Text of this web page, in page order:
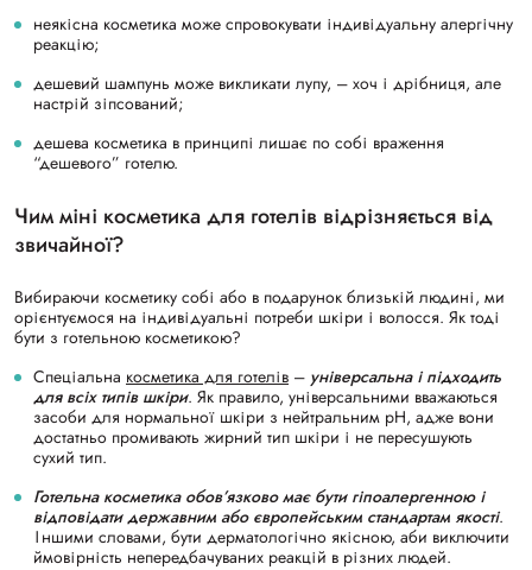
неякісна косметика може спровокувати індивідуальну алергічну
реакцію;
дешевий шампунь може викликати лупу, – хоч і дрібниця, але
настрій зіпсований;
дешева косметика в принципі лишає по собі враження
“дешевого” готелю.
Чим міні косметика для готелів відрізняється від
звичайної?
Вибираючи косметику собі або в подарунок близькій людині, ми
орієнтуємося на індивідуальні потреби шкіри і волосся. Як тоді
бути з готельною косметикою?
Спеціальна косметика для готелів – універсальна і підходить
для всіх типів шкіри. Як правило, універсальними вважаються
засоби для нормальної шкіри з нейтральним pH, адже вони
достатньо промивають жирний тип шкіри і не пересушують
сухий тип.
Готельна косметика обов’язково має бути гіпоалергенною і
відповідати державним або європейським стандартам якості.
Іншими словами, бути дерматологічно якісною, аби виключити
ймовірність непередбачуваних реакцій в різних людей.